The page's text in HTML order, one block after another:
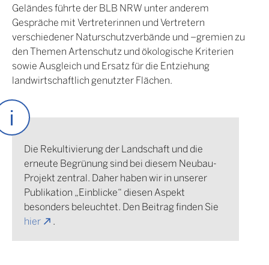
Geländes führte der BLB NRW unter anderem
Gespräche mit Vertreterinnen und Vertretern
verschiedener Naturschutzverbände und –gremien zu
den Themen Artenschutz und ökologische Kriterien
sowie Ausgleich und Ersatz für die Entziehung
landwirtschaftlich genutzter Flächen.
Die Rekultivierung der Landschaft und die
erneute Begrünung sind bei diesem Neubau-
Projekt zentral. Daher haben wir in unserer
Publikation „Einblicke“ diesen Aspekt
besonders beleuchtet. Den Beitrag finden Sie
hier
.